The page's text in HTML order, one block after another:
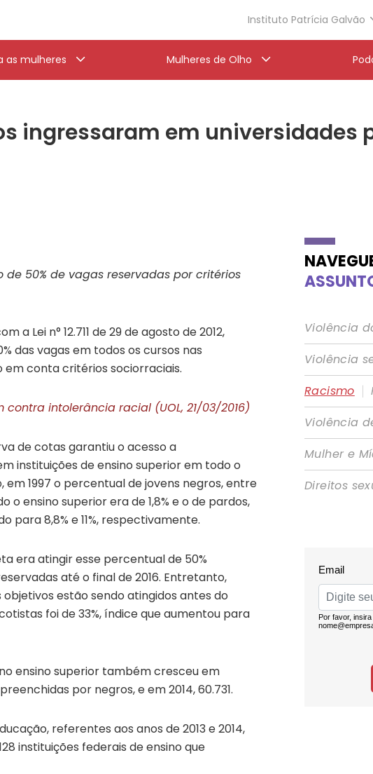
Instituto Patrícia Galvão
as mulheres Mulheres de Olho
ingressaram em universidades
de 50% de vagas reservadas por critérios
Lei n° 12.711 de 29 de agosto de 2012,
das vagas em todos os cursos nas
em conta critérios sociorraciais.
intolerância racial (UOL, 21/03/2016)
de cotas garantiu o acesso a
instituições de ensino superior em todo o
em 1997 o percentual de jovens negros, entre
o ensino superior era de 1,8% e o de pardos,
para 8,8% e 11%, respectivamente.
era atingir esse percentual de 50%
até o final de 2016. Entretanto,
estão sendo atingidos antes do
foi de 33%, índice que aumentou para
ensino superior também cresceu em
por negros, e em 2014, 60.731.
referentes aos anos de 2013 e 2014,
instituições federais de ensino que
Violência
Violência
Racismo |
Violência
Mulher e
Direitos